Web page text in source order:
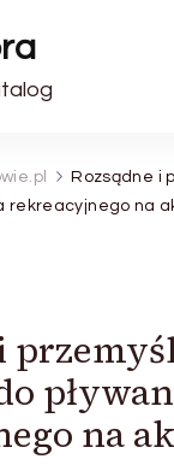
Rozsądne i
rekreacyjnego na
na